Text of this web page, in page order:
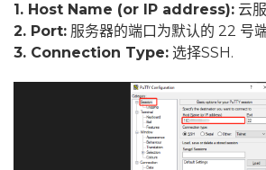
1. Host Name (or IP address): 云
2. Port: 服务器的端口为默认的 22 号
3. Connection Type: 选择SSH.